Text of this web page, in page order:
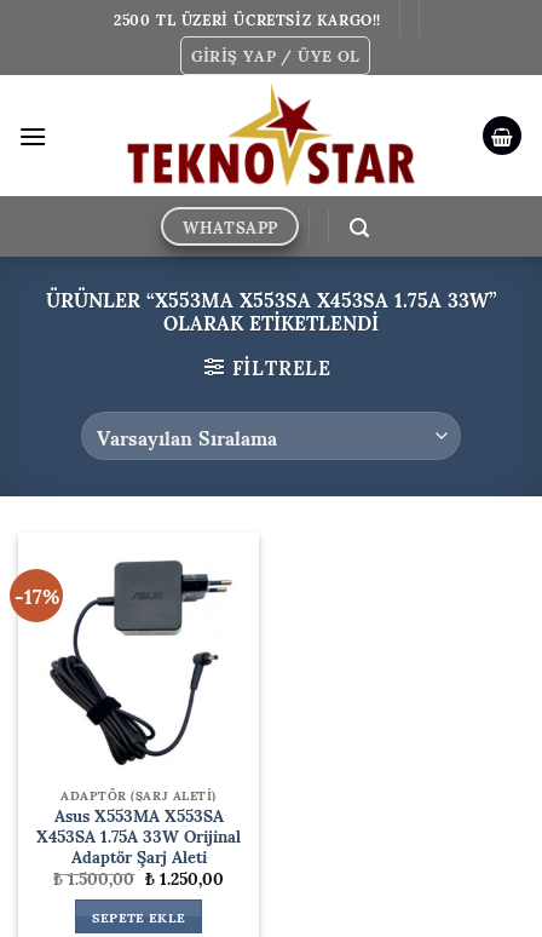
2500 TL ÜZERİ ÜCRETSİZ KARGO!!
GIRIŞ YAP / ÜYE OL
WHATSAPP
ÜRÜNLER “X553MA X553SA X453SA 1.75A 33W”
OLARAK ETIKETLENDI
FILTRELE
-17%
ADAPTÖR (ŞARJ ALETİ)
Asus X553MA X553SA
X453SA 1.75A 33W Orijinal
Adaptör Şarj Aleti
₺1.500,00Orijinal
fiyat:
₺ 1.500,00.
₺1.250,00Şuandaki
SEPETE EKLE